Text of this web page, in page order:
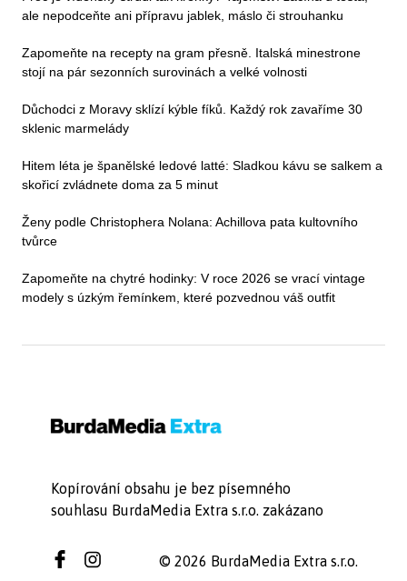
ale nepodceňte ani přípravu jablek, máslo či strouhanku
Zapomeňte na recepty na gram přesně. Italská minestrone
stojí na pár sezonních surovinách a velké volnosti
Důchodci z Moravy sklízí kýble fíků. Každý rok zavaříme 30
sklenic marmelády
Hitem léta je španělské ledové latté: Sladkou kávu se salkem a
skořicí zvládnete doma za 5 minut
Ženy podle Christophera Nolana: Achillova pata kultovního
tvůrce
Zapomeňte na chytré hodinky: V roce 2026 se vrací vintage
modely s úzkým řemínkem, které pozvednou váš outfit
Kopírování obsahu je bez písemného
souhlasu BurdaMedia Extra s.r.o. zakázano
© 2026 BurdaMedia Extra s.r.o.